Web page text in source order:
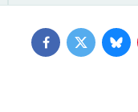
FacebookTwitter